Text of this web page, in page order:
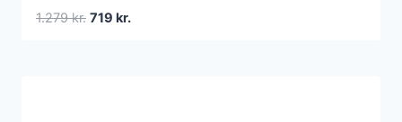
Moderne – Aluminium – Kantet
1.279kr. Den
719 kr.Den